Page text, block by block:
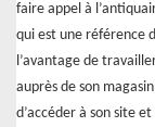
faire appel à
qui est une référence
l’avantage de
auprès de son
d’accéder à son site